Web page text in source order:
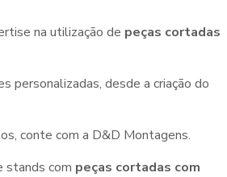
na utilização de peças cortadas
personalizadas, desde a criação do
conte com a D&D Montagens.
stands com peças cortadas com